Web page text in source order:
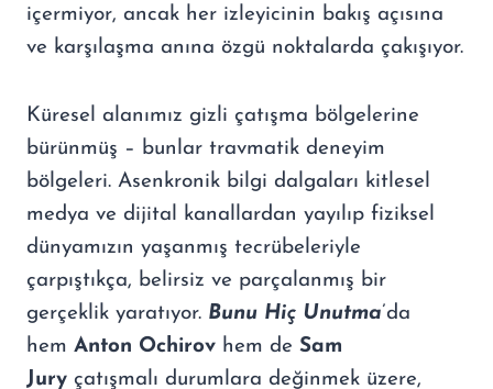
içermiyor, ancak her izleyicinin bakış açısına
ve karşılaşma anına özgü noktalarda çakışıyor.
Küresel alanımız gizli çatışma bölgelerine
bürünmüş – bunlar travmatik deneyim
bölgeleri. Asenkronik bilgi dalgaları kitlesel
medya ve dijital kanallardan yayılıp fiziksel
dünyamızın yaşanmış tecrübeleriyle
çarpıştıkça, belirsiz ve parçalanmış bir
gerçeklik yaratıyor. Bunu Hiç Unutma’da
hem Anton Ochirov hem de Sam
Jury çatışmalı durumlara değinmek üzere,